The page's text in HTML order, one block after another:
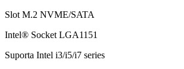
Slot M.2 NVME/SATA
Intel® Socket LGA1151
Suporta Intel i3/i5/i7 series